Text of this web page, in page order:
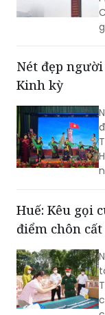
Nét đẹp
Kinh kỳ
Huế: Kêu gọi
điểm chôn